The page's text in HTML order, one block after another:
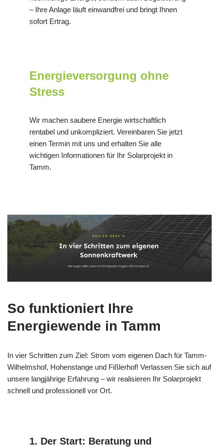
– Ihre Anlage läuft einwandfrei und bringt Ihnen
sofort Ertrag.
Energieversorgung ohne
Stress
Wir machen saubere Energie wirtschaftlich
rentabel und unkompliziert. Vereinbaren Sie jetzt
einen Termin mit uns und erhalten Sie alle
wichtigen Informationen für Ihr Solarprojekt in
Tamm.
So funktioniert Ihre
Energiewende in Tamm
In vier Schritten zum Ziel: Strom vom eigenen Dach für Tamm-
Wilhelmshof, Hohenstange und Fißlerhof! Verlassen Sie sich auf
unsere langjährige Erfahrung – wir realisieren Ihr Solarprojekt
schnell und professionell vor Ort.
1. Der Start: Beratung und